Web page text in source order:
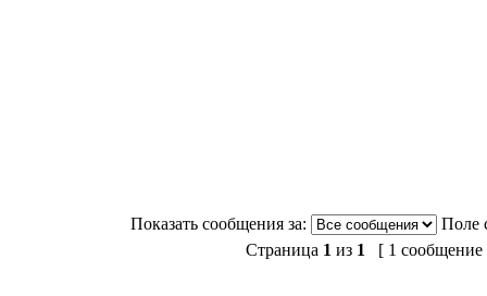
Показать сообщения за:
Поле
Страница 1 из 1 [ 1 сообщение